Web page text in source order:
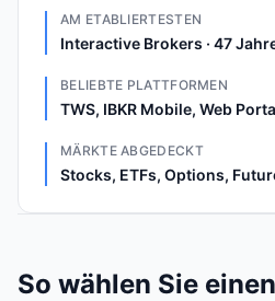
AM ETABLIERTESTEN
Interactive Brokers · 47
BELIEBTE PLATTFORMEN
TWS, IBKR Mobile, Web
MÄRKTE ABGEDECKT
Stocks, ETFs, Options,
So wählen Sie